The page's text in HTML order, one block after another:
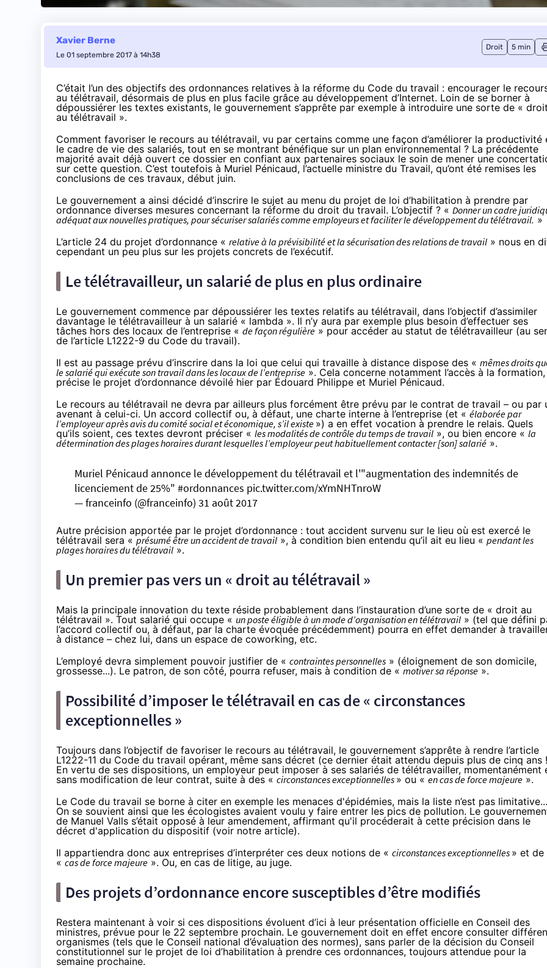
Xavier Berne
Le 01 septembre 2017 à 14h38
Droit 5 min
C’était l’un des objectifs des ordonnances relatives à la réforme du Code du travail : encourager le
au télétravail, désormais de plus en plus facile grâce au développement d’Internet. Loin de se borner à
dépoussiérer les textes existants, le gouvernement s’apprête par exemple à introduire une sorte de «
au télétravail ».
Comment favoriser le recours au télétravail, vu par certains comme une façon d’améliorer la productivité
le cadre de vie des salariés, tout en se montrant bénéfique sur un plan environnemental ? La précédente
majorité avait déjà ouvert ce dossier en confiant aux partenaires sociaux le soin de mener une
sur cette question. C’est toutefois à Muriel Pénicaud, l’actuelle ministre du Travail, qu’ont été remises les
conclusions de ces travaux, début juin.
Le gouvernement a ainsi décidé d’inscrire le sujet au menu du projet de loi d’habilitation à prendre par
ordonnance diverses mesures concernant la réforme du droit du travail. L’objectif ? « Donner un cadre
adéquat aux nouvelles pratiques, pour sécuriser salariés comme employeurs et faciliter le développement du télétravail. »
L’article 24 du projet d’ordonnance « relative à la prévisibilité et la sécurisation des relations de travail » nous en
cependant un peu plus sur les projets concrets de l’exécutif.
Le télétravailleur, un salarié de plus en plus ordinaire
Le gouvernement commence par dépoussiérer les textes relatifs au télétravail, dans l’objectif d’assimiler
davantage le télétravailleur à un salarié « lambda ». Il n’y aura par exemple plus besoin d’effectuer ses
tâches hors des locaux de l’entreprise « de façon régulière » pour accéder au statut de télétravailleur (au
de l’article L1222-9 du Code du travail).
Il est au passage prévu d’inscrire dans la loi que celui qui travaille à distance dispose des « mêmes droits
le salarié qui exécute son travail dans les locaux de l’entreprise ». Cela concerne notamment l’accès à la formation,
précise le projet d’ordonnance dévoilé hier par Édouard Philippe et Muriel Pénicaud.
Le recours au télétravail ne devra par ailleurs plus forcément être prévu par le contrat de travail – ou par
avenant à celui-ci. Un accord collectif ou, à défaut, une charte interne à l’entreprise (et « élaborée par
l’employeur après avis du comité social et économique, s’il existe ») a en effet vocation à prendre le relais. Quels
qu’ils soient, ces textes devront préciser « les modalités de contrôle du temps de travail », ou bien encore « la
détermination des plages horaires durant lesquelles l’employeur peut habituellement contacter [son] salarié ».
Muriel Pénicaud annonce le développement du télétravail et l'"augmentation des indemnités de
licenciement de 25%" #ordonnances pic.twitter.com/xYmNHTnroW
— franceinfo (@franceinfo) 31 août 2017
Autre précision apportée par le projet d’ordonnance : tout accident survenu sur le lieu où est exercé le
télétravail sera «présumé être un accident de travail », à condition bien entendu qu’il ait eu lieu « pendant les
plages horaires du télétravail ».
Un premier pas vers un « droit au télétravail »
Mais la principale innovation du texte réside probablement dans l’instauration d’une sorte de « droit au
télétravail ». Tout salarié qui occupe « un poste éligible à un mode d’organisation en télétravail » (tel que défini
l’accord collectif ou, à défaut, par la charte évoquée précédemment) pourra en effet demander à
à distance – chez lui, dans un espace de coworking, etc.
L’employé devra simplement pouvoir justifier de « contraintes personnelles » (éloignement de son domicile,
grossesse...). Le patron, de son côté, pourra refuser, mais à condition de « motiver sa réponse ».
Possibilité d’imposer le télétravail en cas de « circonstances
exceptionnelles »
Toujours dans l’objectif de favoriser le recours au télétravail, le gouvernement s’apprête à rendre l’article
L1222-11 du Code du travail opérant, même sans décret (ce dernier était attendu depuis plus de cinq ans
En vertu de ses dispositions, un employeur peut imposer à ses salariés de télétravailler, momentanément
sans modification de leur contrat, suite à des « circonstances exceptionnelles » ou « en cas de force majeure ».
Le Code du travail se borne à citer en exemple les menaces d'épidémies, mais la liste n’est pas limitative...
On se souvient ainsi que les écologistes avaient voulu y faire entrer les pics de pollution. Le
de Manuel Valls s’était opposé à leur amendement, affirmant qu'il procéderait à cette précision dans le
décret d'application du dispositif (voir notre article).
Il appartiendra donc aux entreprises d’interpréter ces deux notions de « circonstances exceptionnelles » et de
« cas de force majeure ». Ou, en cas de litige, au juge.
Des projets d’ordonnance encore susceptibles d’être modifiés
Restera maintenant à voir si ces dispositions évoluent d’ici à leur présentation officielle en Conseil des
ministres, prévue pour le 22 septembre prochain. Le gouvernement doit en effet encore consulter
organismes (tels que le Conseil national d’évaluation des normes), sans parler de la décision du Conseil
constitutionnel sur le projet de loi d’habilitation à prendre ces ordonnances, toujours attendue pour la
semaine prochaine.